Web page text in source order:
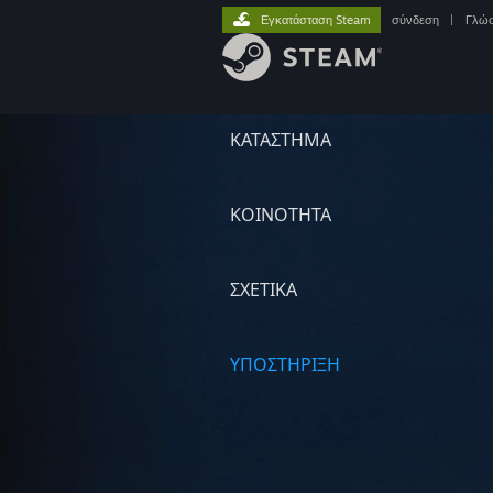
ΚΑΤΑΣΤΗΜΑ
ΚΟΙΝΟΤΗΤΑ
ΣΧΕΤΙΚΆ
ΥΠΟΣΤΗΡΙΞΗ
Εγκατάσταση Steam σύνδεση